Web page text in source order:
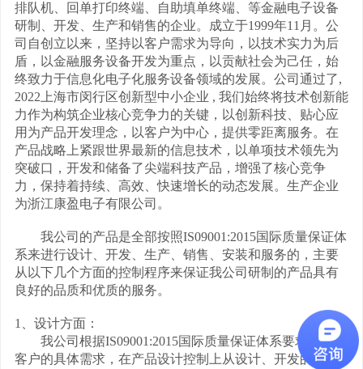
排队机、回单打印终端、自助填单终端、等金融电子设备
研制、开发、生产和销售的企业。成立于1999年11月。公
司自创立以来，坚持以客户需求为导向，以技术实力为后
盾，以金融服务设备开发为重点，以贡献社会为己任，始
终致力于信息化电子化服务设备领域的发展。公司通过了,
2022上海市闵行区创新型中小企业 , 我们始终将技术创新能
力作为构筑企业核心竞争力的关键，以创新科技、贴心应
用为产品开发理念，以客户为中心，提供零距离服务。在
产品战略上紧跟世界最新的信息技术，以单项技术领先为
突破口，开发和储备了尖端科技产品，增强了核心竞争
力，保持着持续、高效、快速增长的动态发展。生产企业
为浙江康盈电子有限公司。
我公司的产品是全部按照IS09001:2015国际质量保证体
系来进行设计、开发、生产、销售、安装和服务的，主要
从以下几个方面的控制程序来保证我公司研制的产品具有
良好的品质和优质的服务。
1、设计方面：
我公司根据IS09001:2015国际质量保证体系要求，综合
客户的具体需求，在产品设计控制上从设计、开发的策划